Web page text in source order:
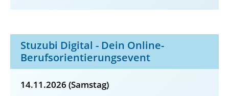
Stuzubi Digital - Dein Online-
Berufsorientierungsevent
14.11.2026 (Samstag)